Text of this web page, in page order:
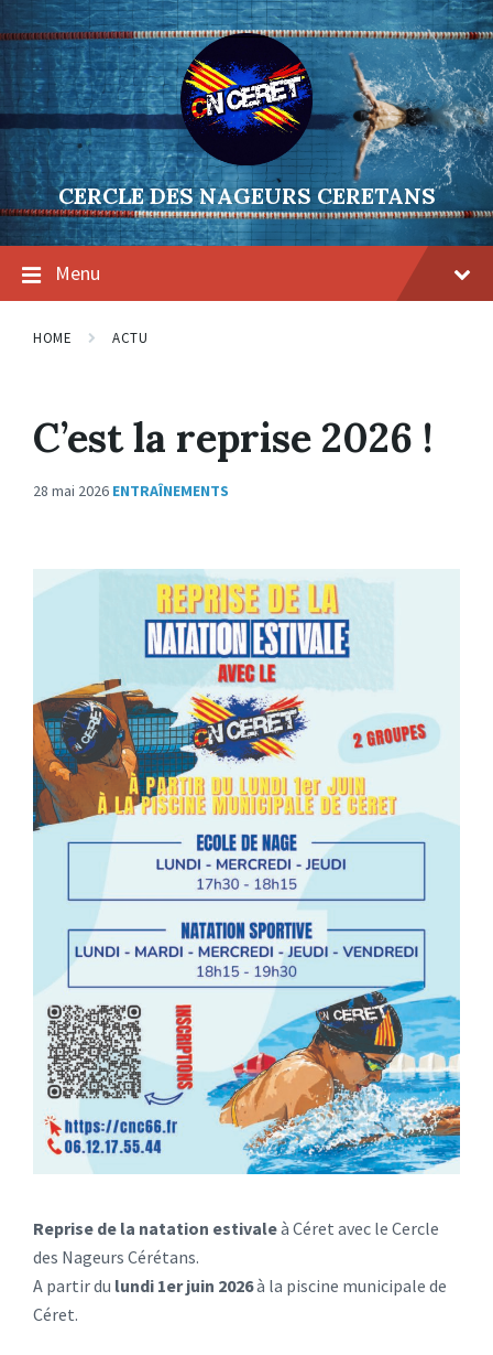
Skip
to
content
Skip
to
main
navigation
Skip
to
footer
CERCLE DES NAGEURS CERETANS
Menu
HOME ACTU
C’est la reprise 2026 !
28 mai 2026 ENTRAÎNEMENTS
Reprise de la natation estivaleà Céret avec le Cercle
des Nageurs Cérétans.
A partir du lundi 1er juin 2026à la piscine municipale de
Céret.